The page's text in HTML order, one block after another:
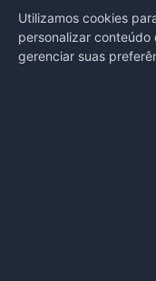
PORTAL COVID-19
Utilizamos cookies
personalizar conteúdo
gerenciar suas